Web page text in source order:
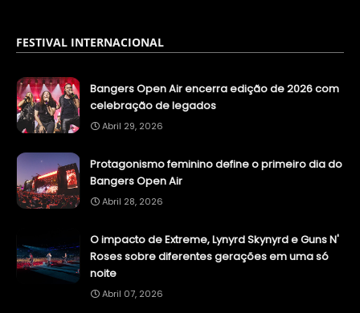
FESTIVAL INTERNACIONAL
Bangers Open Air encerra edição de 2026 com
celebração de legados
Abril 29, 2026
Protagonismo feminino define o primeiro dia do
Bangers Open Air
Abril 28, 2026
O impacto de Extreme, Lynyrd Skynyrd e Guns N'
Roses sobre diferentes gerações em uma só
noite
Abril 07, 2026